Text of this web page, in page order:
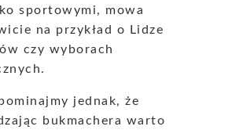
sportowymi, mowa
na przykład o Lidze
czy wyborach
jednak, że
bukmachera warto